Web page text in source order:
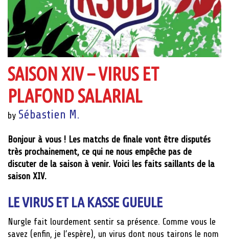
SAISON XIV – VIRUS ET
PLAFOND SALARIAL
by Sébastien M.
Bonjour à vous ! Les matchs de finale vont être disputés
très prochainement, ce qui ne nous empêche pas de
discuter de la saison à venir. Voici les faits saillants de la
saison XIV.
LE VIRUS ET LA KASSE GUEULE
Nurgle fait lourdement sentir sa présence. Comme vous le
savez (enfin, je l’espère), un virus dont nous tairons le nom